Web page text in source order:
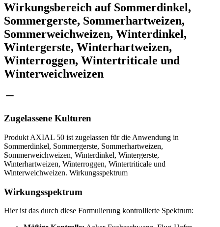
Wirkungsbereich auf Sommerdinkel,
Sommergerste, Sommerhartweizen,
Sommerweichweizen, Winterdinkel,
Wintergerste, Winterhartweizen,
Winterroggen, Wintertriticale und
Winterweichweizen
Zugelassene Kulturen
Produkt AXIAL 50 ist zugelassen für die Anwendung in
Sommerdinkel, Sommergerste, Sommerhartweizen,
Sommerweichweizen, Winterdinkel, Wintergerste,
Winterhartweizen, Winterroggen, Wintertriticale und
Winterweichweizen. Wirkungsspektrum
Wirkungsspektrum
Hier ist das durch diese Formulierung kontrollierte Spektrum: